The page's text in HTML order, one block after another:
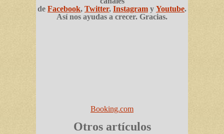
de Facebook, Twitter, Instagram y Youtube.
Así nos ayudas a crecer. Gracias.
Booking.com
Otros artículos